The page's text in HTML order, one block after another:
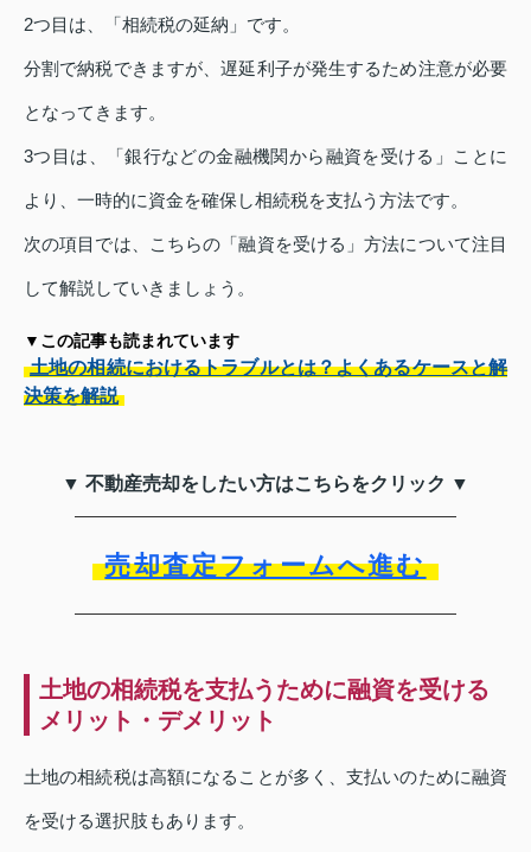
2つ目は、「相続税の延納」です。
分割で納税できますが、遅延利子が発生するため注意が必要
となってきます。
3つ目は、「銀行などの金融機関から融資を受ける」ことに
より、一時的に資金を確保し相続税を支払う方法です。
次の項目では、こちらの「融資を受ける」方法について注目
して解説していきましょう。
▼この記事も読まれています
土地の相続におけるトラブルとは？よくあるケースと解
決策を解説
▼ 不動産売却をしたい方はこちらをクリック ▼
売却査定フォームへ進む
土地の相続税を支払うために融資を受ける
メリット・デメリット
土地の相続税は高額になることが多く、支払いのために融資
を受ける選択肢もあります。